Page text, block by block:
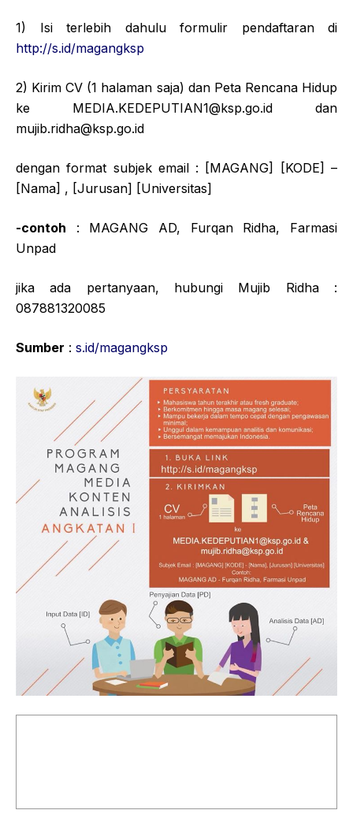
1) Isi terlebih dahulu formulir pendaftaran di
http://s.id/magangksp
2) Kirim CV (1 halaman saja) dan Peta Rencana Hidup
ke MEDIA.KEDEPUTIAN1@ksp.go.id dan
mujib.ridha@ksp.go.id
dengan format subjek email : [MAGANG] [KODE] –
[Nama] , [Jurusan] [Universitas]
-contoh : MAGANG AD, Furqan Ridha, Farmasi
Unpad
jika ada pertanyaan, hubungi Mujib Ridha :
087881320085
Sumber : s.id/magangksp